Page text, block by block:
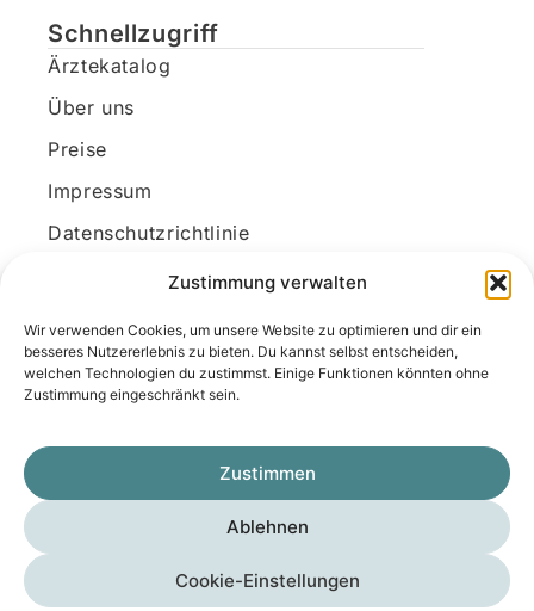
Zustimmung verwalten
Wir verwenden Cookies, um unsere Website zu optimieren und dir ein
besseres Nutzererlebnis zu bieten. Du kannst selbst entscheiden,
welchen Technologien du zustimmst. Einige Funktionen könnten ohne
Zustimmung eingeschränkt sein.
Zustimmen
Ablehnen
Cookie-Einstellungen
Schnellzugriff
Ärztekatalog
Über uns
Preise
Impressum
Datenschutzrichtlinie
Kundenkonto
Unsere Kontaktdaten
E-Mail: kontakt@docanonym.com
am Traunsee, Österreich